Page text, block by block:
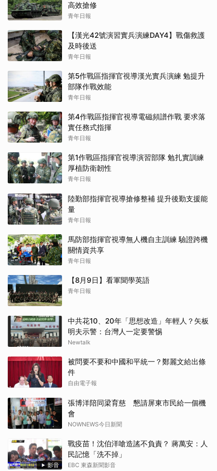
高效搶修
青年日報
【漢光42號演習實兵演練DAY4】戰傷救護
及時後送
青年日報
第5作戰區指揮官視導漢光實兵演練 勉提升
部隊作戰效能
青年日報
第4作戰區指揮官視導電磁頻譜作戰 要求落
實任務式指揮
青年日報
第1作戰區指揮官視導演習部隊 勉扎實訓練
厚植防衛韌性
青年日報
陸勤部指揮官視導搶修整補 提升後勤支援能
量
青年日報
馬防部指揮官視導無人機自主訓練 驗證跨機
關情資共享
青年日報
【8月9日】看軍聞學英語
青年日報
中共花10、20年「思想改造」年輕人？矢板
明夫示警：台灣人一定要警惕
Newtalk
被問要不要和中國和平統一？鄭麗文給出條
件
自由電子報
張博洋陪同梁育慈 懇請屏東市民給一個機
會
NOWNEWS今日新聞
影音
戰疫苗！沈伯洋嗆造謠不負責？ 蔣萬安：人
民記憶「洗不掉」
EBC 東森新聞影音